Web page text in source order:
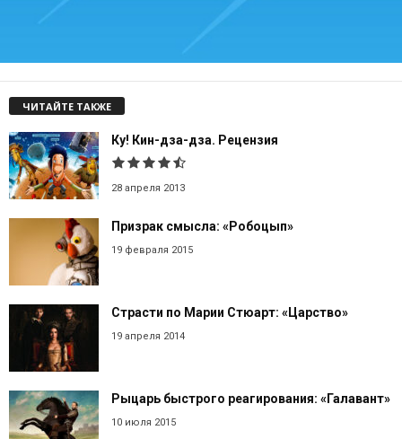
ЧИТАЙТЕ ТАКЖЕ
Ку! Кин-дза-дза. Рецензия
28 апреля 2013
Призрак смысла: «Робоцып»
19 февраля 2015
Страсти по Марии Стюарт: «Царство»
19 апреля 2014
Рыцарь быстрого реагирования: «Галавант»
10 июля 2015